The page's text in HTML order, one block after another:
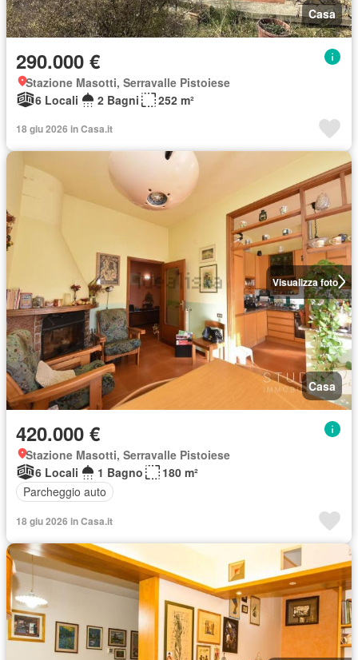
Casa
290.000 €
Stazione Masotti, Serravalle Pistoiese
6 Locali
2 Bagni 252 m²
18 giu 2026 in Casa.it
Visualizza foto
Casa
420.000 €
Stazione Masotti, Serravalle Pistoiese
6 Locali
1 Bagno
180 m²
Parcheggio auto
18 giu 2026 in Casa.it